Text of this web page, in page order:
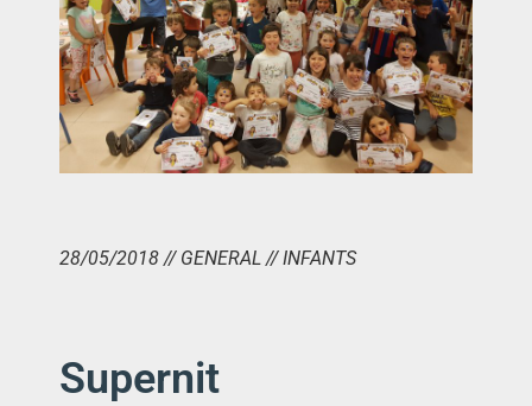
28/05/2018 // GENERAL // INFANTS
Supernit